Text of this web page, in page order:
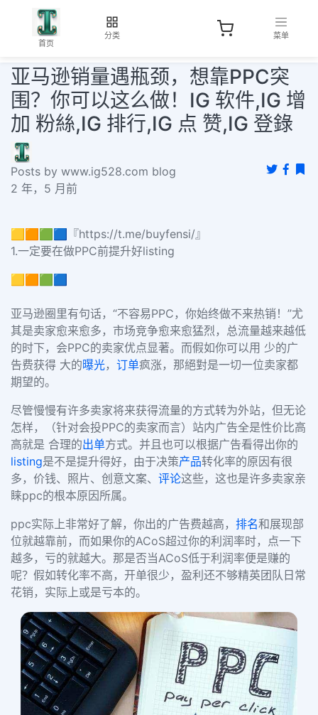
首页
分类 菜单
亚马逊销量遇瓶颈，想靠PPC突
围？你可以这么做！IG 软件,IG 增
加 粉絲,IG 排行,IG 点 赞,IG 登錄
Posts by www.ig528.com blog
2 年，5 月前
🟨🟧🟩🟦『https://t.me/buyfensi/』
1.一定要在做PPC前提升好listing
🟨🟧🟩🟦
亚马逊圈里有句话， “不容易PPC ，你始终做不来热销！”尤
其是卖家愈来愈多，市场竞争愈来愈猛烈，总流量越来越低
的时下，会PPC的卖家优点显著。而假如你可以用 少的广
告费获得 大的曝光， 订单疯涨，那絕對是一切一位卖家都
期望的。
尽管慢慢有许多卖家将来获得流量的方式转为外站，但无论
怎样，（针对会投PPC的卖家而言）站内广告全是性价比高
高就是 合理的出单方式。并且也可以根据广告看得出你的
listing是不是提升得好，由于决策产品转化率的原因有很
多，价钱、照片、创意文案、 评论这些，这也是许多卖家亲
睐ppc的根本原因所属。
ppc实际上非常好了解，你出的广告费越高， 排名和展现部
位就越靠前，而如果你的ACoS超过你的利润率时，点一下
越多，亏的就越大。那是否当ACoS低于利润率便是赚的
呢？假如转化率不高，开单很少，盈利还不够精英团队日常
花销，实际上或是亏本的。